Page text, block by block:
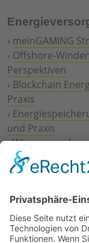
› meinGAMING
› Offshore-
Perspektiven
› Blockchain
Praxis
›
und Praxis
›Wie
Digitalisierung
Prozesse
Geschäftsmodelle
›
befristet